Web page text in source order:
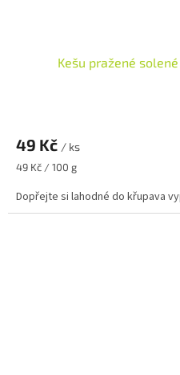
Kešu pražené
49 Kč / ks
Měrná
49 Kč / 100 g
Dopřejte si lahodné do křupava